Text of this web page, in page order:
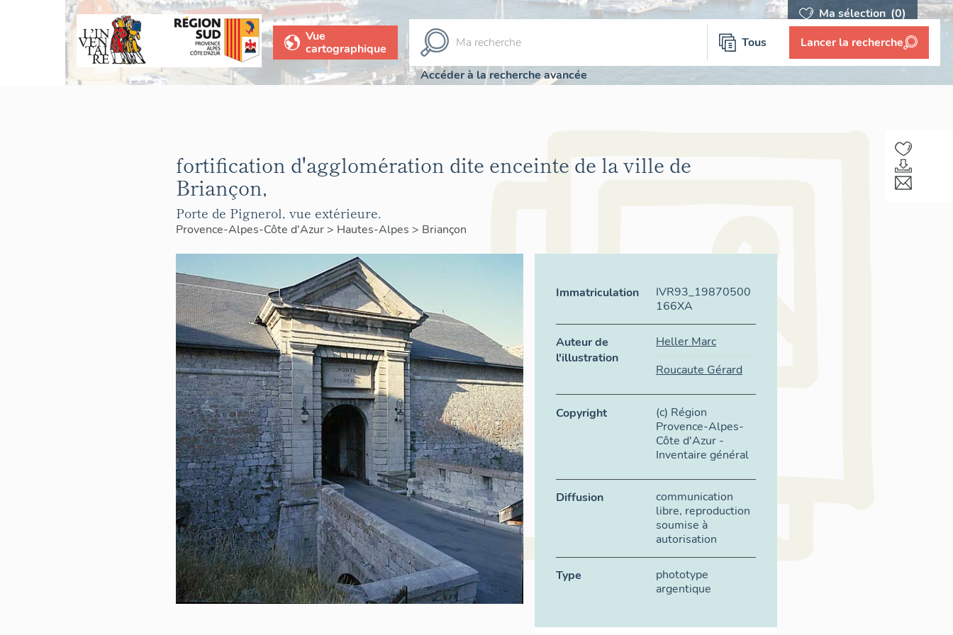
Ma sélection (0)
Vue
cartographique
Tous Lancer la recherche
Accéder à la recherche avancée
fortification d'agglomération dite enceinte de la ville de
Briançon,
Porte de Pignerol, vue extérieure.
Provence-Alpes-Côte d'Azur> Hautes-Alpes > Briançon
Immatriculation
IVR93_19870500
166XA
Auteur de
l'illustration
Heller Marc
Roucaute Gérard
Copyright
(c) Région
Provence-Alpes-
Côte d'Azur -
Inventaire général
Diffusion
communication
libre, reproduction
soumise à
autorisation
Type
phototype
argentique